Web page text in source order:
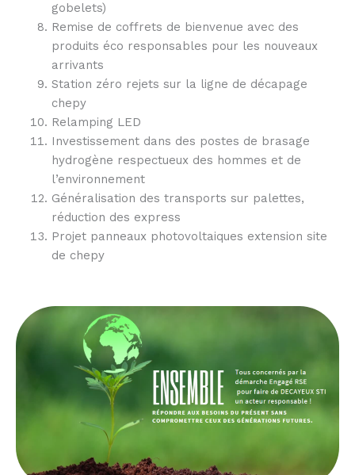
gobelets)
Remise de coffrets de bienvenue avec des
produits éco responsables pour les nouveaux
arrivants
Station zéro rejets sur la ligne de décapage
chepy
Relamping LED
Investissement dans des postes de brasage
hydrogène respectueux des hommes et de
l’environnement
Généralisation des transports sur palettes,
réduction des express
Projet panneaux photovoltaiques extension site
de chepy